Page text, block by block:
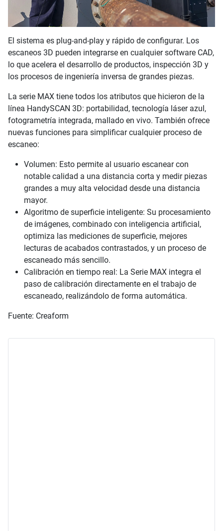
El sistema es plug-and-play y rápido de configurar. Los
escaneos 3D pueden integrarse en cualquier software CAD,
lo que acelera el desarrollo de productos, inspección 3D y
los procesos de ingeniería inversa de grandes piezas.
La serie MAX tiene todos los atributos que hicieron de la
línea HandySCAN 3D: portabilidad, tecnología láser azul,
fotogrametría integrada, mallado en vivo. También ofrece
nuevas funciones para simplificar cualquier proceso de
escaneo:
Volumen: Esto permite al usuario escanear con
notable calidad a una distancia corta y medir piezas
grandes a muy alta velocidad desde una distancia
mayor.
Algoritmo de superficie inteligente: Su procesamiento
de imágenes, combinado con inteligencia artificial,
optimiza las mediciones de superficie, mejores
lecturas de acabados contrastados, y un proceso de
escaneado más sencillo.
Calibración en tiempo real: La Serie MAX integra el
paso de calibración directamente en el trabajo de
escaneado, realizándolo de forma automática.
Fuente: Creaform